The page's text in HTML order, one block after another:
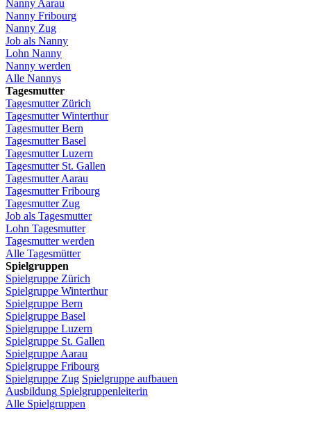
Nanny Aarau
Nanny Fribourg
Nanny Zug
Job als Nanny
Lohn Nanny
Nanny werden
Alle Nannys
Tagesmutter
Tagesmutter Zürich
TagesmutterWinterthur
TagesmutterBern
TagesmutterBasel
Tagesmutter Luzern
TagesmutterSt. Gallen
Tagesmutter Aarau
Tagesmutter Fribourg
Tagesmutter Zug
Job als Tagesmutter
Lohn Tagesmutter
Tagesmutter werden
Alle Tagesmütter
Spielgruppen
Spielgruppe Zürich
Spielgruppe Winterthur
Spielgruppe Bern
Spielgruppe Basel
Spielgruppe Luzern
Spielgruppe St. Gallen
Spielgruppe Aarau
Spielgruppe Fribourg
Spielgruppe Zug Spielgruppe aufbauen
Ausbildung Spielgruppenleiterin
Alle Spielgruppen